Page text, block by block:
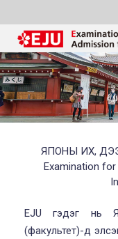
ЯПОНЫ ИХ,
Examination
EJU гэдэг нь
(факультет)-д